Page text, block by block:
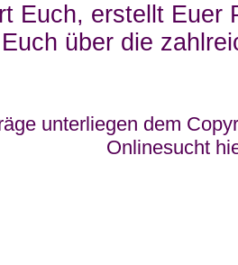
Euch, erstellt Euer
über die
unterliegen dem
Onlinesucht